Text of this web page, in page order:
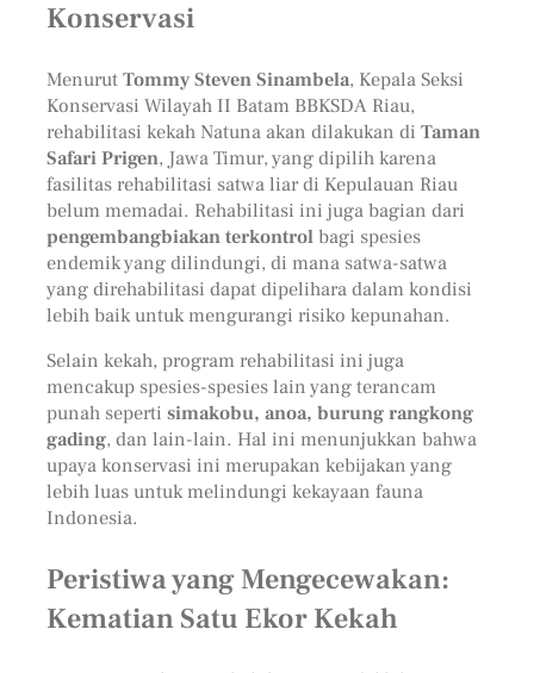
Konservasi
MenurutTommy Steven Sinambela, Kepala Seksi
Konservasi Wilayah II Batam BBKSDA Riau,
rehabilitasi kekah Natuna akan dilakukan di Taman
Safari Prigen, Jawa Timur, yang dipilih karena
fasilitas rehabilitasi satwa liar di Kepulauan Riau
belum memadai. Rehabilitasi ini juga bagian dari
pengembangbiakan terkontrolbagi spesies
endemik yang dilindungi, di mana satwa-satwa
yang direhabilitasi dapat dipelihara dalam kondisi
lebih baik untuk mengurangi risiko kepunahan.
Selain kekah, program rehabilitasi ini juga
mencakup spesies-spesies lain yang terancam
punah seperti simakobu, anoa, burung rangkong
gading, dan lain-lain. Hal ini menunjukkan bahwa
upaya konservasi ini merupakan kebijakan yang
lebih luas untuk melindungi kekayaan fauna
Indonesia.
Peristiwa yang Mengecewakan:
Kematian Satu Ekor Kekah